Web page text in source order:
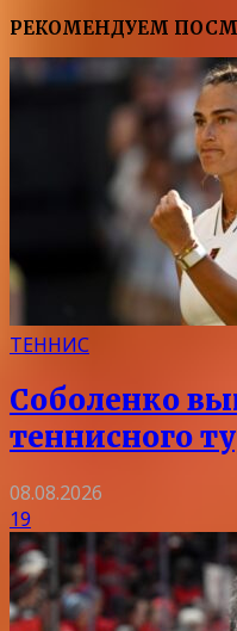
РЕКОМЕНДУЕМ
ТЕННИС
Соболенко
теннисного
08.08.2026
19